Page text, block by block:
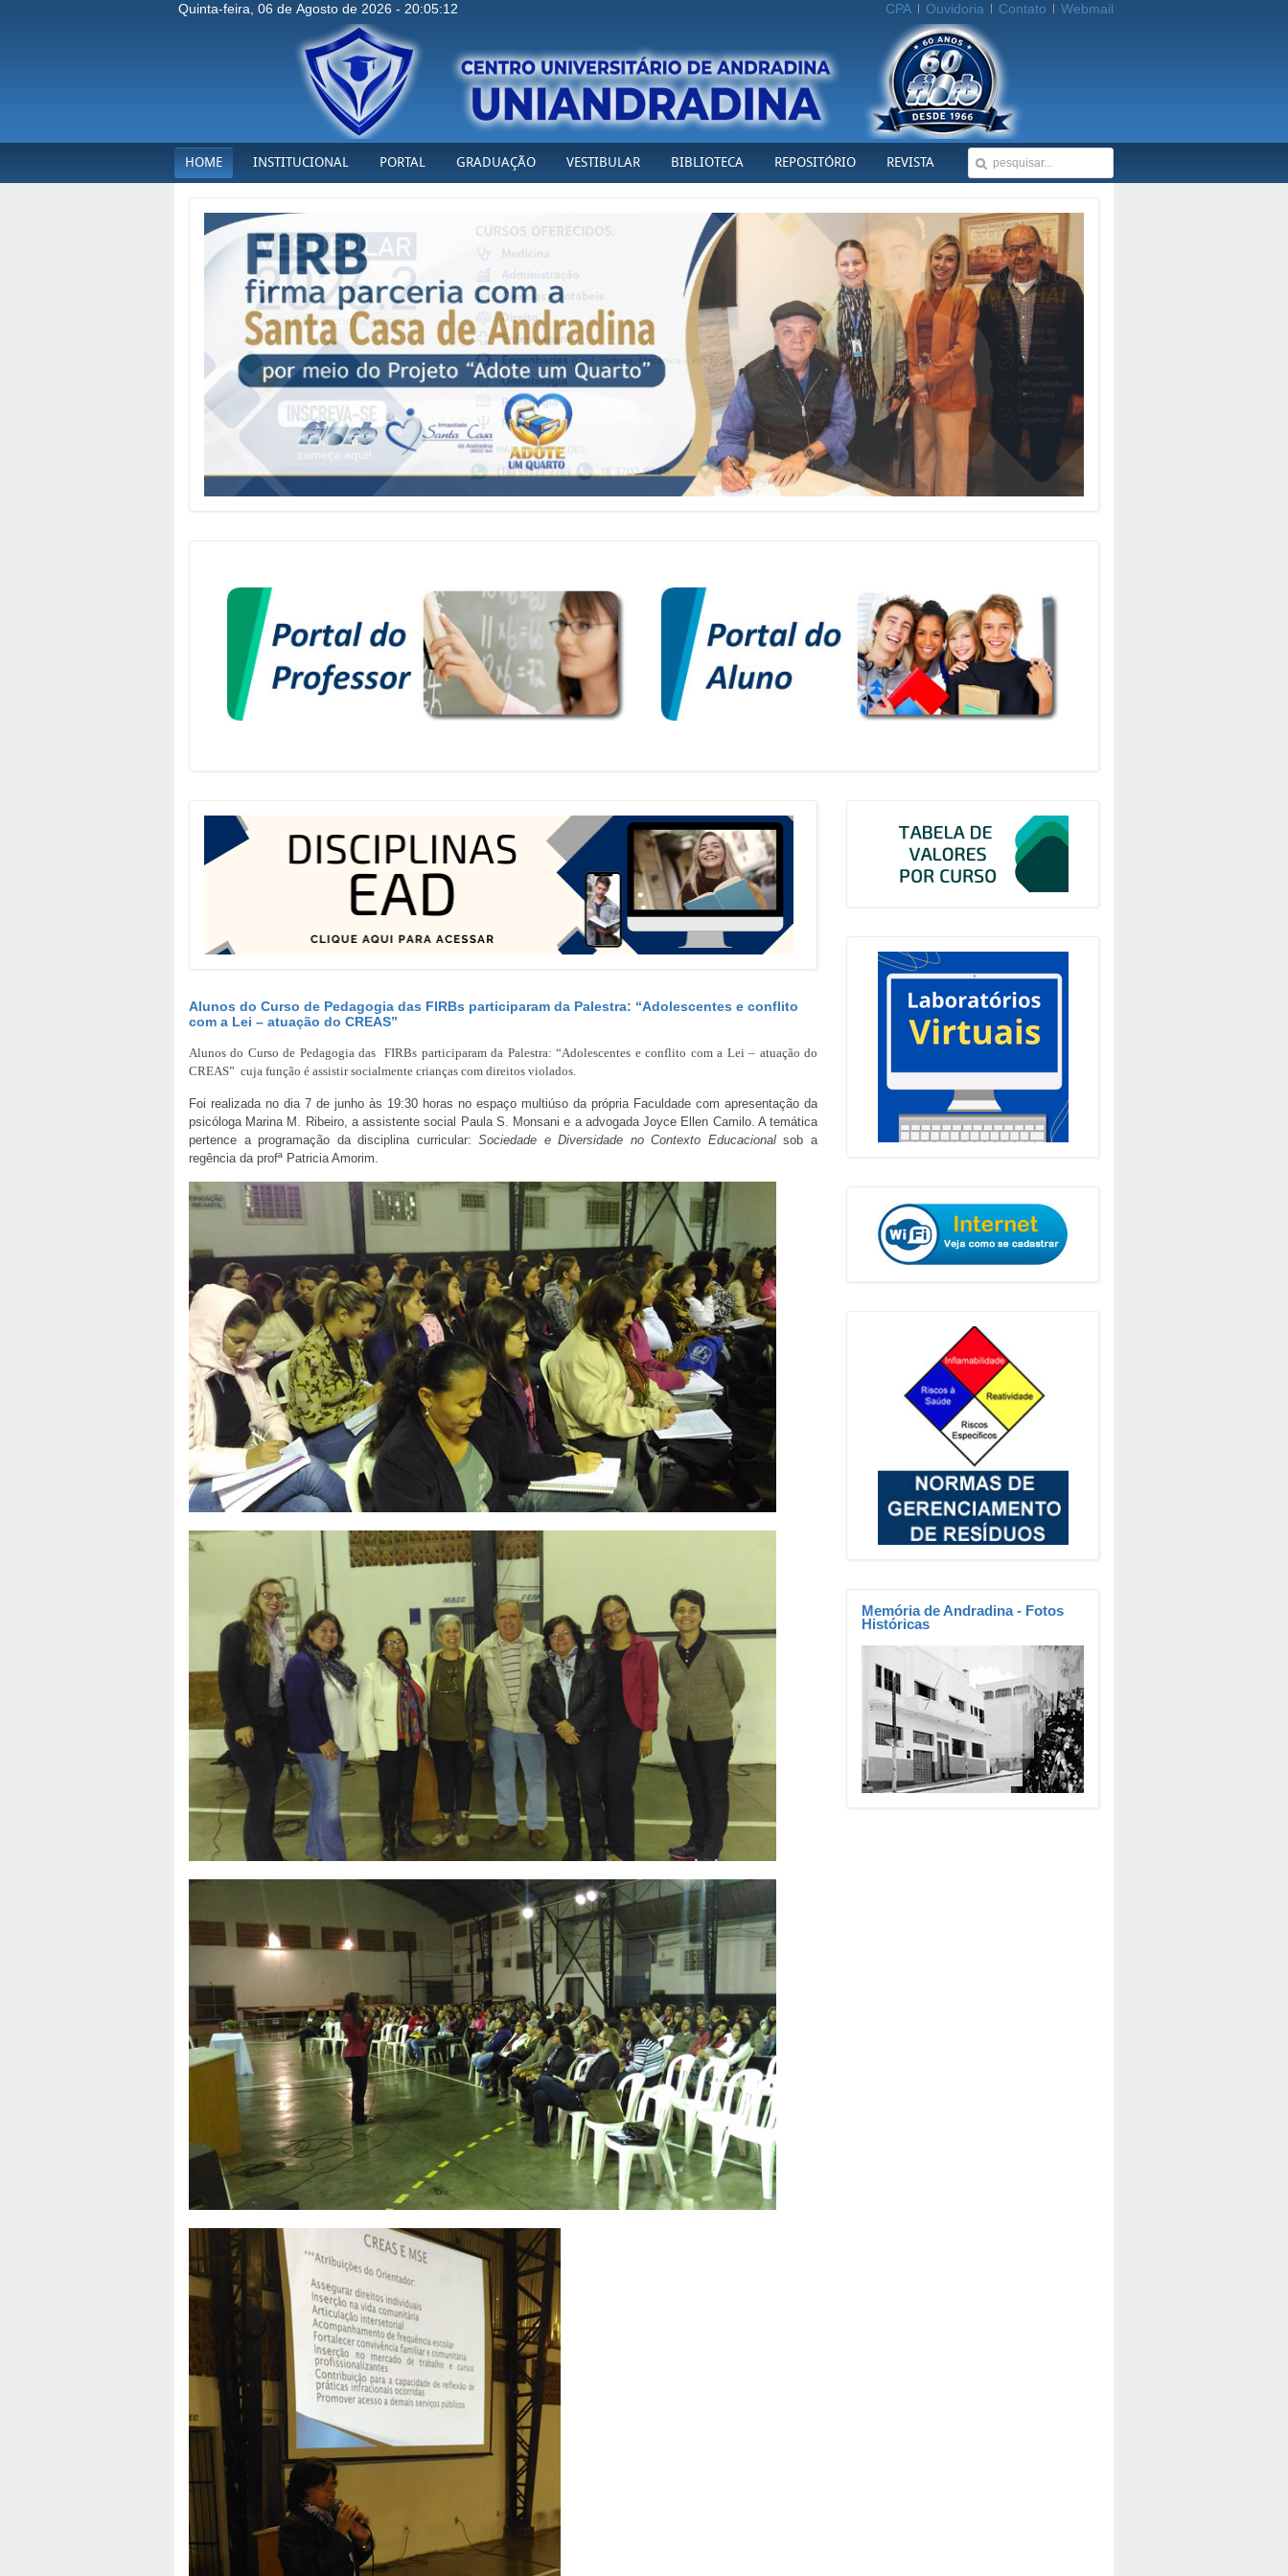
Quinta-feira, 06 de Agosto de 2026 - 20:05:13 CPA Ouvidoria Contato Webmail
HOME INSTITUCIONAL PORTAL GRADUAÇÃO VESTIBULAR BIBLIOTECA REPOSITÓRIO REVISTA
Alunos do Curso de Pedagogia das FIRBs participaram da Palestra: “Adolescentes e conflito
com a Lei – atuação do CREAS”
Alunos do Curso de Pedagogia das FIRBs participaram da Palestra: “Adolescentes e conflito com a Lei – atuação do
CREAS” cuja função é assistir socialmente crianças com direitos violados.
Foi realizada no dia 7 de junho às 19:30 horas no espaço multiúso da própria Faculdade com apresentação da
psicóloga Marina M. Ribeiro, a assistente social Paula S. Monsani e a advogada Joyce Ellen Camilo. A temática
pertence a programação da disciplina curricular:Sociedade e Diversidade no Contexto Educacionalsob a
regência da profª Patricia Amorim.
Memóriade Andradina - Fotos
Históricas